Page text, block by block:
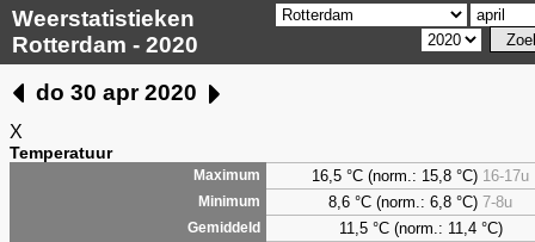
Weerstatistieken
Rotterdam - 2020
do 30 apr 2020
X
Temperatuur
Maximum 16,5 °C (norm.: 15,8 °C) 16-17u
Minimum 8,6 °C (norm.: 6,8 °C) 7-8u
Gemiddeld 11,5 °C (norm.: 11,4 °C)